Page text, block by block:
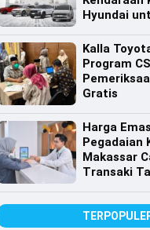
Hyundai
Kalla
Program
Gratis
Harga
Pegadaian
Makassar
Transaki